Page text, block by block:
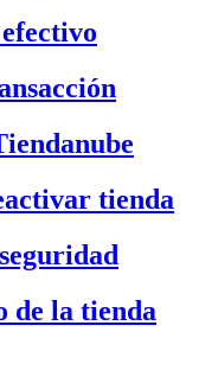
tienda
de la tienda